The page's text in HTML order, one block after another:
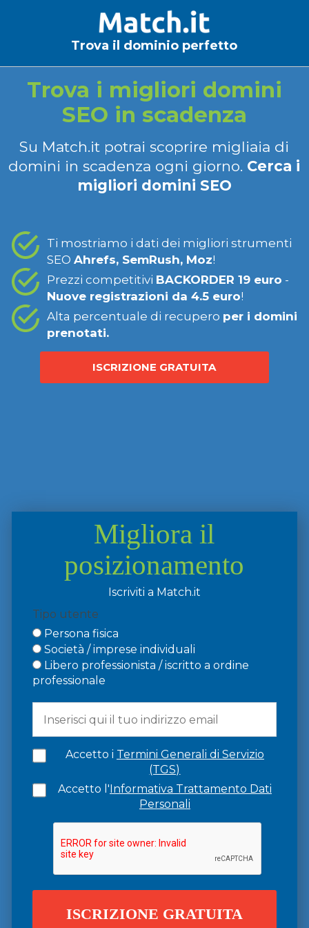
Trova il dominio perfetto
Trova i migliori domini
SEO in scadenza
Su Match.it potrai scoprire migliaia di
domini in scadenza ogni giorno. Cerca i
migliori domini SEO
Ti mostriamo i dati dei migliori strumenti
SEO Ahrefs, SemRush, Moz!
Prezzi competitivi BACKORDER 19 euro -
Nuove registrazioni da 4.5 euro!
Alta percentuale di recupero per i domini
prenotati.
ISCRIZIONE GRATUITA
Migliora il
posizionamento
Iscriviti a Match.it
Tipo utente
Persona fisica
Società / imprese individuali
Libero professionista / iscritto a ordine
professionale
Accetto i Termini Generali di Servizio
(TGS)
Accetto l'Informativa Trattamento Dati
Personali